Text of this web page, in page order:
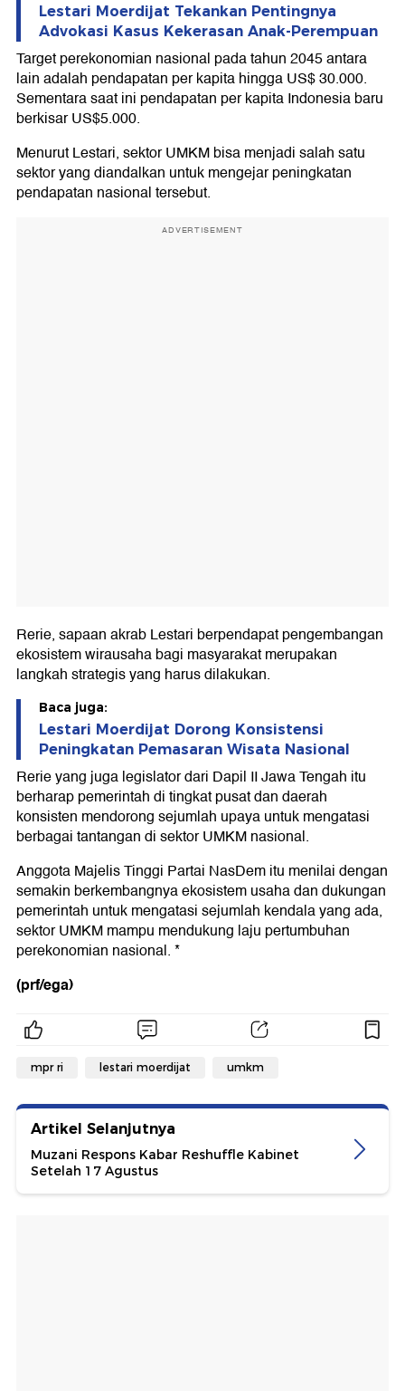
Lestari Moerdijat Tekankan Pentingnya
Advokasi Kasus Kekerasan Anak-Perempuan
Target perekonomian nasional pada tahun 2045 antara
lain adalah pendapatan per kapita hingga US$ 30.000.
Sementara saat ini pendapatan per kapita Indonesia baru
berkisar US$5.000.
Menurut Lestari, sektor UMKM bisa menjadi salah satu
sektor yang diandalkan untuk mengejar peningkatan
pendapatan nasional tersebut.
ADVERTISEMENT
Rerie, sapaan akrab Lestari berpendapat pengembangan
ekosistem wirausaha bagi masyarakat merupakan
langkah strategis yang harus dilakukan.
Baca juga:
Lestari Moerdijat Dorong Konsistensi
Peningkatan Pemasaran Wisata Nasional
Rerie yang juga legislator dari Dapil II Jawa Tengah itu
berharap pemerintah di tingkat pusat dan daerah
konsisten mendorong sejumlah upaya untuk mengatasi
berbagai tantangan di sektor UMKM nasional.
Anggota Majelis Tinggi Partai NasDem itu menilai dengan
semakin berkembangnya ekosistem usaha dan dukungan
pemerintah untuk mengatasi sejumlah kendala yang ada,
sektor UMKM mampu mendukung laju pertumbuhan
perekonomian nasional. *
(prf/ega)
mpr ri lestari moerdijat umkm
Artikel Selanjutnya
Muzani Respons Kabar Reshuffle Kabinet
Setelah 17 Agustus